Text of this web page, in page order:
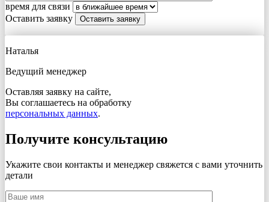
время для связи
Оставить заявку
Наталья
Ведущий менеджер
Оставляя заявку на сайте,
Вы соглашаетесь на обработку
персональных данных.
Получите консультацию
Укажите свои контакты и менеджер свяжется с вами уточнить
детали